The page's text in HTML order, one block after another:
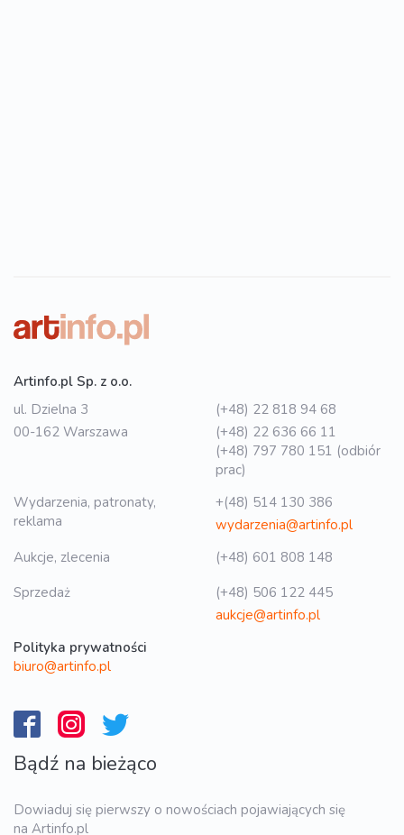
Artinfo.pl Sp. z o.o.
ul. Dzielna 3
00-162 Warszawa
(+48) 22 818 94 68
(+48) 22 636 66 11
(+48) 797 780 151 (odbiór
prac)
Wydarzenia, patronaty,
reklama
+(48) 514 130 386
wydarzenia@artinfo.pl
Aukcje, zlecenia
(+48) 601 808 148
Sprzedaż
(+48) 506 122 445
aukcje@artinfo.pl
Polityka prywatności
biuro@artinfo.pl
Bądź na bieżąco
Dowiaduj się pierwszy o nowościach pojawiających się
na Artinfo.pl